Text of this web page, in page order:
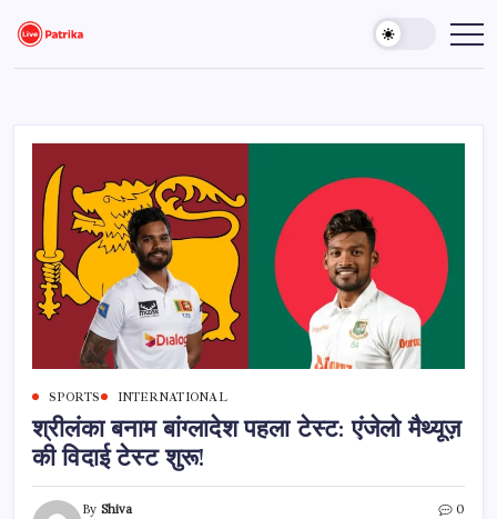
content
Live
Patrika
Breaking
Latest
SPORTS INTERNATIONAL
श्रीलंका बनाम बांग्लादेश पहला टेस्ट: एंजेलो मैथ्यूज़
की विदाई टेस्ट शुरू!
By Shiva
0